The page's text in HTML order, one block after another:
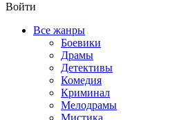
Войти
Все жанры
Боевики
Драмы
Детективы
Комедия
Криминал
Мелодрамы
Мистика